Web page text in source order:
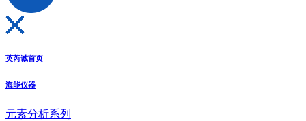
英芮诚首页
海能仪器
元素分析系列